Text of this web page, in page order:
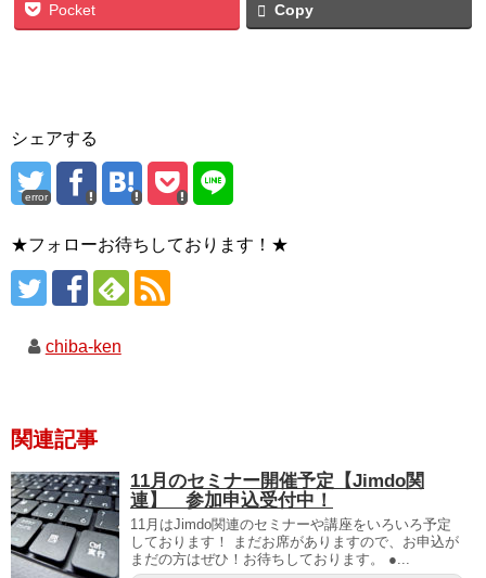
Pocket Copy
シェアする
error
★フォローお待ちしております！★
chiba-ken
関連記事
11月のセミナー開催予定【Jimdo関
連】 参加申込受付中！
11月はJimdo関連のセミナーや講座をいろいろ予定
しております！ まだお席がありますので、お申込が
まだの方はぜひ！お待ちしております。 ●...